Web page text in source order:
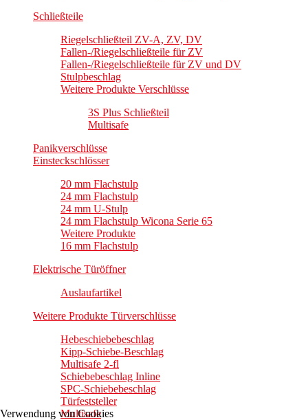
Schließteile
Riegelschließteil ZV-A, ZV, DV
Fallen-/Riegelschließteile für ZV
Fallen-/Riegelschließteile für ZV und DV
Stulpbeschlag
Weitere Produkte Verschlüsse
3S Plus Schließteil
Multisafe
Panikverschlüsse
Einsteckschlösser
20 mm Flachstulp
24 mm Flachstulp
24 mm U-Stulp
24 mm Flachstulp Wicona Serie 65
Weitere Produkte
16 mm Flachstulp
Elektrische Türöffner
Auslaufartikel
Weitere Produkte Türverschlüsse
Hebeschiebebeschlag
Kipp-Schiebe-Beschlag
Multisafe 2-fl
Schiebebeschlag Inline
SPC-Schiebebeschlag
Türfeststeller
Multisafe
Verwendung von Cookies